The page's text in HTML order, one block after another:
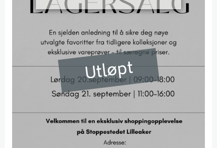
Utløpt